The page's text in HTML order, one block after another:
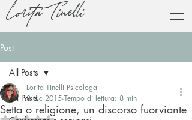
Lorita Tinelli
Post
All Posts
All Posts
Setta o religione, un discorso fuorviante
Lorita Tinelli Psicologa
8 dic 2015 Tempo di lettura: 8 min